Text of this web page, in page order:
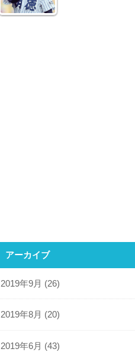
アーカイブ
2019年9月 (26)
2019年8月 (20)
2019年6月 (43)